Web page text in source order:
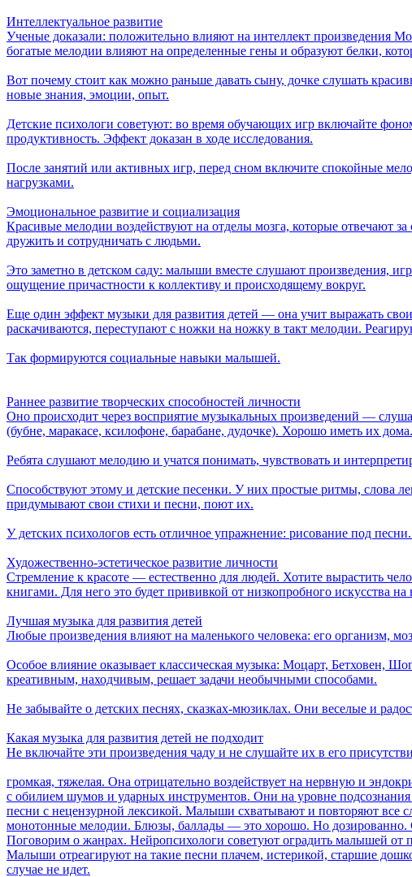
Интеллектуальное развитие
Ученые доказали: положительно влияют на интеллект произведения
богатые мелодии влияют на определенные гены и образуют белки,
Вот почему стоит как можно раньше давать сыну, дочке слушать
новые знания, эмоции, опыт.
Детские психологи советуют: во время обучающих игр включайте
продуктивность. Эффект доказан в ходе исследования.
После занятий или активных игр, перед сном включите спокойные
нагрузками.
Эмоциональное развитие и социализация
Красивые мелодии воздействуют на отделы мозга, которые отвечают
дружить и сотрудничать с людьми.
Это заметно в детском саду: малыши вместе слушают произведения,
ощущение причастности к коллективу и происходящему вокруг.
Еще один эффект музыки для развития детей — она учит выражать
раскачиваются, переступают с ножки на ножку в такт мелодии.
Так формируются социальные навыки малышей.
Раннее развитие творческих способностей личности
Оно происходит через восприятие музыкальных произведений —
(бубне, маракасе, ксилофоне, барабане, дудочке). Хорошо иметь их дома.
Ребята слушают мелодию и учатся понимать, чувствовать и
Способствуют этому и детские песенки. У них простые ритмы, слова
придумывают свои стихи и песни, поют их.
У детских психологов есть отличное упражнение: рисование под
Художественно-эстетическое развитие личности
Стремление к красоте — естественно для людей. Хотите вырастить
книгами. Для него это будет прививкой от низкопробного искусства
Лучшая музыка для развития детей
Любые произведения влияют на маленького человека: его организм,
Особое влияние оказывает классическая музыка: Моцарт, Бетховен,
креативным, находчивым, решает задачи необычными способами.
Не забывайте о детских песнях, сказках-мюзиклах. Они веселые и
Какая музыка для развития детей не подходит
Не включайте эти произведения чаду и не слушайте их в его
громкая, тяжелая. Она отрицательно воздействует на нервную и
с обилием шумов и ударных инструментов. Они на уровне подсознания
песни с нецензурной лексикой. Малыши схватывают и повторяют все
монотонные мелодии. Блюзы, баллады — это хорошо. Но дозированно.
Поговорим о жанрах. Нейропсихологи советуют оградить малышей от
Малыши отреагируют на такие песни плачем, истерикой, старшие
случае не идет.